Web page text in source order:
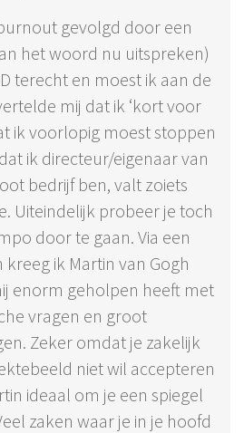
gevolgd door een
het woord nu uitspreken)
terecht en moest ik aan de
mij dat ik ‘kort voor
ik voorlopig moest stoppen
ik directeur/eigenaar van
bedrijf ben, valt zoiets
Uiteindelijk probeer je toch
door te gaan. Via een
ik Martin van Gogh
enorm geholpen heeft met
vragen en groot
Zeker omdat je zakelijk
niet wil accepteren
ideaal om je een spiegel
zaken waar je in je hoofd